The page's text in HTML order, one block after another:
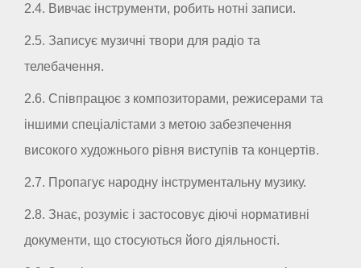
2.4. Вивчає інструменти, робить нотні записи.
2.5. Записує музичні твори для радіо та
телебачення.
2.6. Співпрацює з композиторами, режисерами та
іншими спеціалістами з метою забезпечення
високого художнього рівня виступів та концертів.
2.7. Пропагує народну інструментальну музику.
2.8. Знає, розуміє і застосовує діючі нормативні
документи, що стосуються його діяльності.